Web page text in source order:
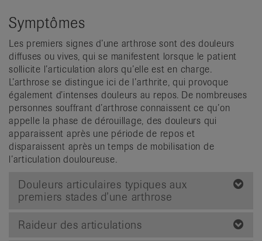
Symptômes
Les premiers signes d’une arthrose sont des douleurs
diffuses ou vives, qui se manifestent lorsque le patient
sollicite l’articulation alors qu’elle est en charge.
L’arthrose se distingue ici de l’arthrite, qui provoque
également d’intenses douleurs au repos. De nombreuses
personnes souffrant d’arthrose connaissent ce qu’on
appelle la phase de dérouillage, des douleurs qui
apparaissent après une période de repos et
disparaissent après un temps de mobilisation de
l’articulation douloureuse.
Douleurs articulaires typiques aux
premiers stades d’une arthrose
Raideur des articulations